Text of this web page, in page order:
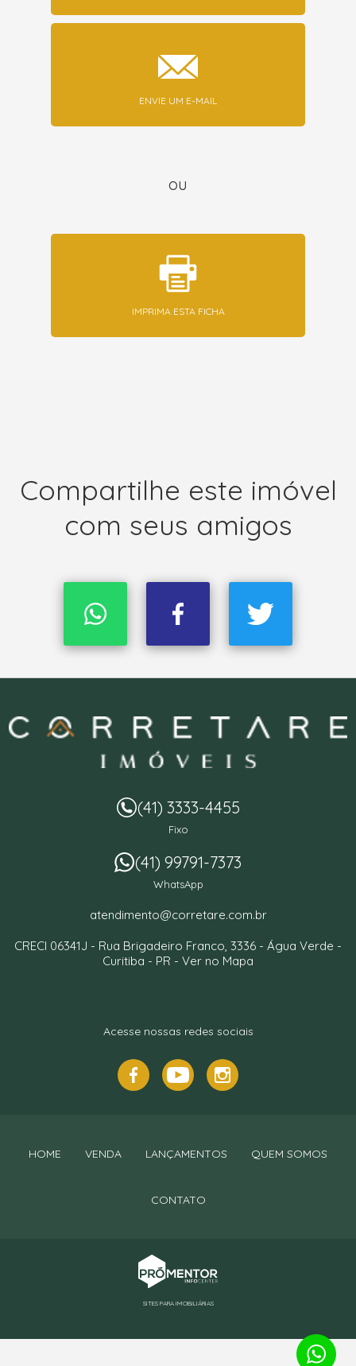
ENVIE UM E-MAIL
ou
IMPRIMA ESTA FICHA
Compartilhe este imóvel
com seus amigos
(41) 3333-4455
Fixo
(41) 99791-7373
WhatsApp
atendimento@corretare.com.br
CRECI 06341J - Rua Brigadeiro Franco, 3336 - Água Verde -
Curitiba - PR - Ver no Mapa
Acesse nossas redes sociais
HOME VENDA LANÇAMENTOS QUEM SOMOS
CONTATO
SITES PARA IMOBILIÁRIAS